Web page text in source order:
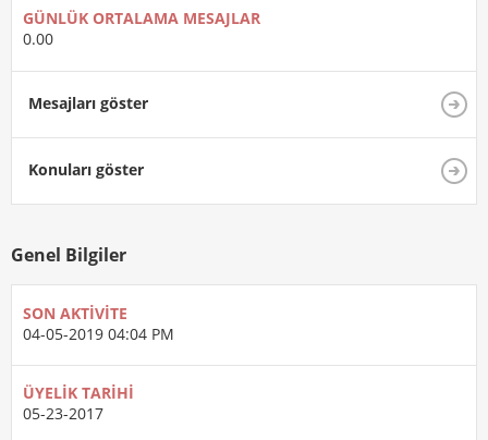
GÜNLÜK ORTALAMA MESAJLAR
0.00
Mesajları göster
Konuları göster
Genel Bilgiler
SON AKTIVITE
04-05-2019 04:04 PM
ÜYELIK TARIHI
05-23-2017